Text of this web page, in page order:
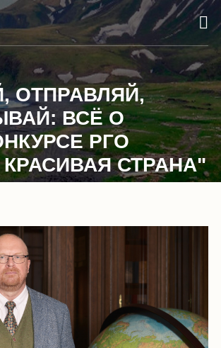
ОТПРАВЛЯЙ,
ВСЁ О
РГО
СТРАНА"